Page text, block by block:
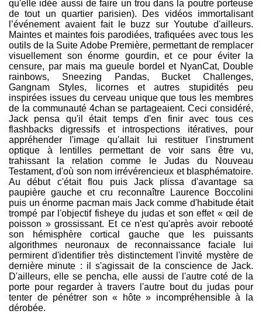
qu'elle idée aussi de faire un trou dans la poutre porteuse
de tout un quartier parisien). Des vidéos immortalisant
l’événement avaient fait le buzz sur Youtube d'ailleurs.
Maintes et maintes fois parodiées, trafiquées avec tous les
outils de la Suite Adobe Première, permettant de remplacer
visuellement son énorme gourdin, et ce pour éviter la
censure, par mais ma gueule bordel et NyanCat, Double
rainbows, Sneezing Pandas, Bucket Challenges,
Gangnam Styles, licornes et autres stupidités peu
inspirées issues du cerveau unique que tous les membres
de la communauté 4chan se partageaient. Ceci considéré,
Jack pensa qu'il était temps d'en finir avec tous ces
flashbacks digressifs et introspections itératives, pour
appréhender l'image qu'allait lui restituer l'instrument
optique à lentilles permettant de voir sans être vu,
trahissant la relation comme le Judas du Nouveau
Testament, d'où son nom irrévérencieux et blasphématoire.
Au début c'était flou puis Jack plissa d'avantage sa
paupière gauche et cru reconnaître Laurence Boccolini
puis un énorme pacman mais Jack comme d'habitude était
trompé par l'objectif fisheye du judas et son effet « œil de
poisson » grossissant. Et ce n'est qu'après avoir rebooté
son hémisphère cortical gauche que les puissants
algorithmes neuronaux de reconnaissance faciale lui
permirent d'identifier très distinctement l'invité mystère de
dernière minute : il s'agissait de la conscience de Jack.
D'ailleurs, elle se pencha, elle aussi de l'autre coté de la
porte pour regarder à travers l'autre bout du judas pour
tenter de pénétrer son « hôte » incompréhensible à la
dérobée.